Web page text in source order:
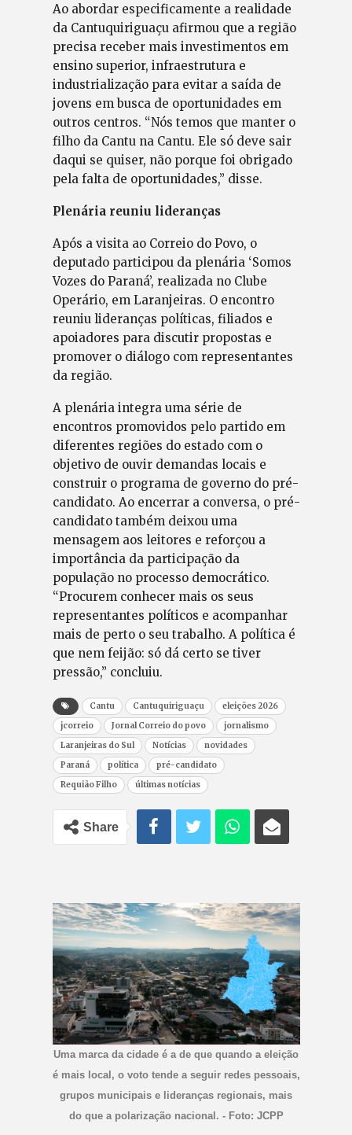
Ao abordar especificamente a realidade
da Cantuquiriguaçu afirmou que a região
precisa receber mais investimentos em
ensino superior, infraestrutura e
industrialização para evitar a saída de
jovens em busca de oportunidades em
outros centros. “Nós temos que manter o
filho da Cantu na Cantu. Ele só deve sair
daqui se quiser, não porque foi obrigado
pela falta de oportunidades,” disse.
Plenária reuniu lideranças
Após a visita ao Correio do Povo, o
deputado participou da plenária ‘Somos
Vozes do Paraná’, realizada no Clube
Operário, em Laranjeiras. O encontro
reuniu lideranças políticas, filiados e
apoiadores para discutir propostas e
promover o diálogo com representantes
da região.
A plenária integra uma série de
encontros promovidos pelo partido em
diferentes regiões do estado com o
objetivo de ouvir demandas locais e
construir o programa de governo do pré-
candidato. Ao encerrar a conversa, o pré-
candidato também deixou uma
mensagem aos leitores e reforçou a
importância da participação da
população no processo democrático.
“Procurem conhecer mais os seus
representantes políticos e acompanhar
mais de perto o seu trabalho. A política é
que nem feijão: só dá certo se tiver
pressão,” concluiu.
Cantu Cantuquiriguaçu
eleições 2026
jcorreio
Jornal Correio do povo
jornalismo
Laranjeiras do Sul
Notícias
novidades
Paraná
política
pré-candidato
Requião Filho
últimas notícias
Share
Uma marca da cidade é a de que quando a eleição
é mais local, o voto tende a seguir redes pessoais,
grupos municipais e lideranças regionais, mais
do que a polarização nacional. - Foto: JCPP